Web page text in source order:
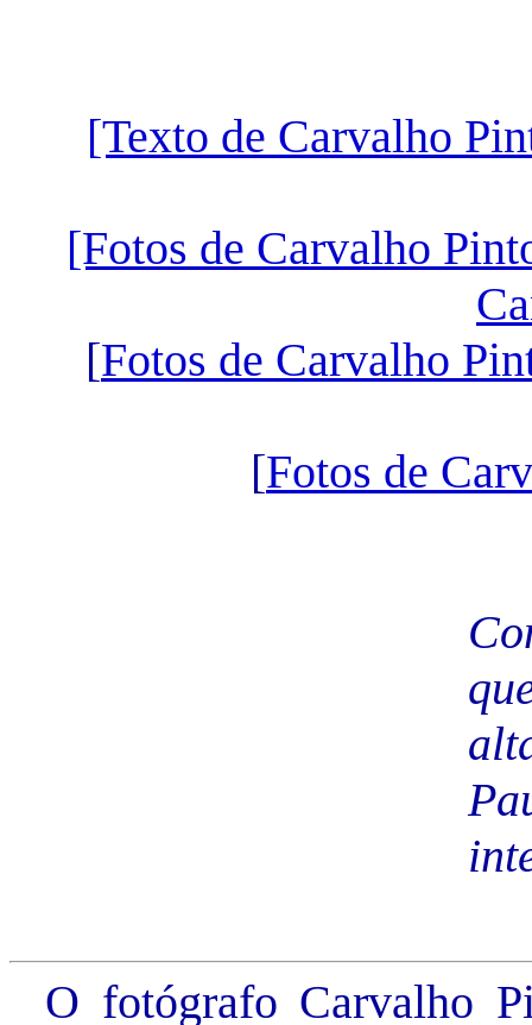
[Texto de Carvalho
[Fotos de Carvalho
[Fotos de Carvalho
[Fotos de
O fotógrafo Carvalho